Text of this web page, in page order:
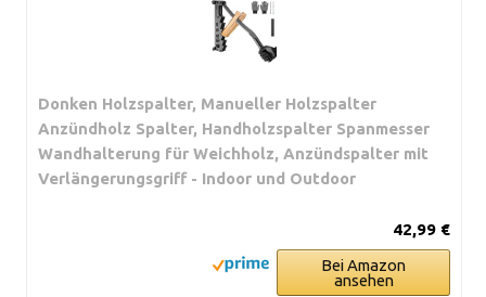
Donken Holzspalter, Manueller Holzspalter
Anzündholz Spalter, Handholzspalter Spanmesser
Wandhalterung für Weichholz, Anzündspalter mit
Verlängerungsgriff - Indoor und Outdoor
42,99 €
Bei Amazon
ansehen